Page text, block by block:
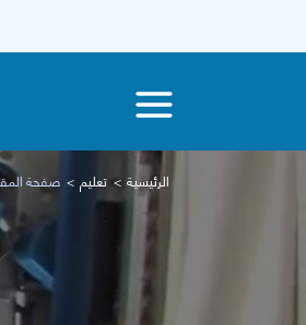
الرئيسية تعليم صفحة